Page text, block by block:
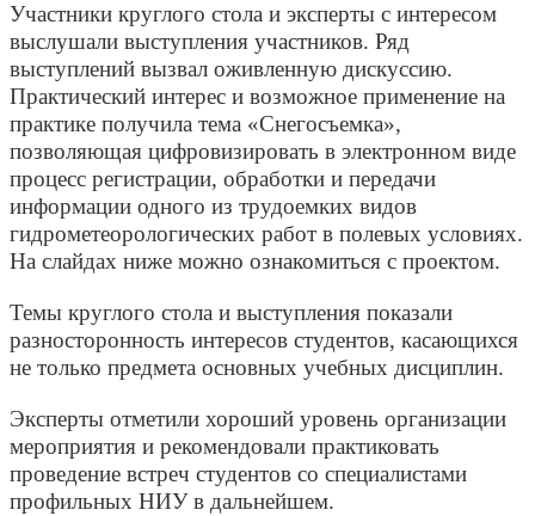
Участники круглого стола и эксперты с интересом
выслушали выступления участников. Ряд
выступлений вызвал оживленную дискуссию.
Практический интерес и возможное применение на
практике получила тема «Снегосъемка»,
позволяющая цифровизировать в электронном виде
процесс регистрации, обработки и передачи
информации одного из трудоемких видов
гидрометеорологических работ в полевых условиях.
На слайдах ниже можно ознакомиться с проектом.
Темы круглого стола и выступления показали
разносторонность интересов студентов, касающихся
не только предмета основных учебных дисциплин.
Эксперты отметили хороший уровень организации
мероприятия и рекомендовали практиковать
проведение встреч студентов со специалистами
профильных НИУ в дальнейшем.